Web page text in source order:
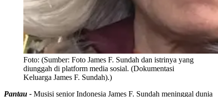
Foto: (Sumber: Foto James F. Sundah dan istrinya yang
diunggah di platform media sosial. (Dokumentasi
Keluarga James F. Sundah).)
Pantau - Musisi senior Indonesia James F. Sundah meninggal dunia